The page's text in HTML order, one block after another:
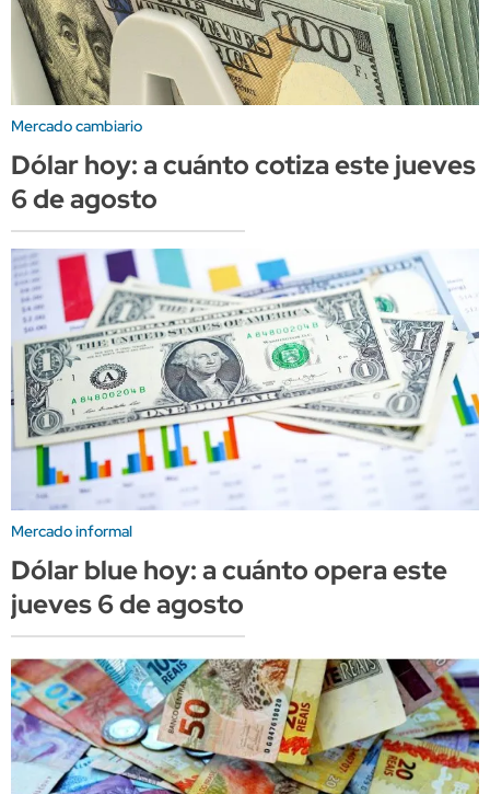
Mercado cambiario
Dólar hoy: a cuánto cotiza este jueves
6 de agosto
Mercado informal
Dólar blue hoy: a cuánto opera este
jueves 6 de agosto